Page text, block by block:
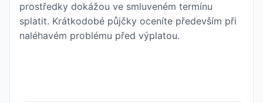
prostředky dokážou ve smluveném termínu
splatit. Krátkodobé půjčky oceníte především při
naléhavém problému před výplatou.